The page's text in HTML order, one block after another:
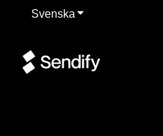
Svenska Visa